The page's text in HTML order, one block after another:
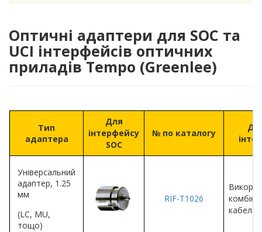
Оптичні адаптери для SOC та
UCI інтерфейсів оптичних
приладів Tempo (Greenlee)
Тип
адаптера
Для
інтерфейсу
SOC
№ по каталогу
Універсальний
адаптер, 1.25
мм
(LC, MU,
тощо)
RIF-T1026
кабель¹